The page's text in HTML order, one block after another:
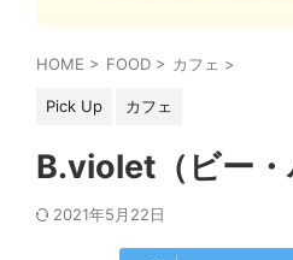
HOME > FOOD > カフェ >
Pick Up カフェ
B.violet（ビー
2021年5月22日